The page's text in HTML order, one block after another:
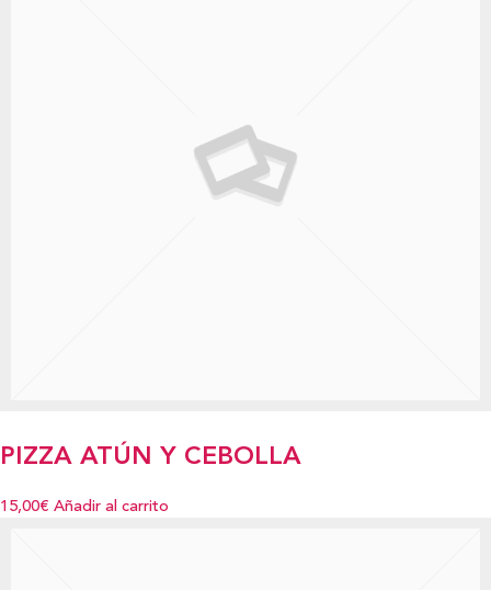
PIZZA ATÚN Y CEBOLLA
15,00€ Añadir al carrito